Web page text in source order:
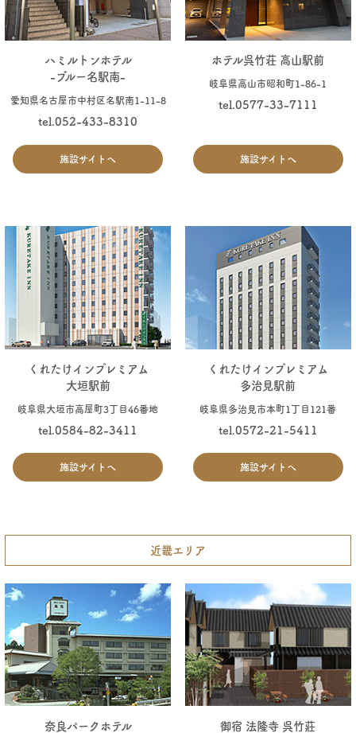
ハミルトンホテル
-ブルー名駅南-
愛知県名古屋市中村区名駅南1-11-8
tel.052-433-8310
施設サイトへ
ホテル呉竹荘 高山駅前
岐阜県高山市昭和町1-86-1
tel.0577-33-7111
施設サイトへ
くれたけインプレミアム
大垣駅前
岐阜県大垣市高屋町3丁目46番地
tel.0584-82-3411
施設サイトへ
くれたけインプレミアム
多治見駅前
岐阜県多治見市本町1丁目121番
tel.0572-21-5411
施設サイトへ
近畿エリア
奈良パークホテル 御宿 法隆寺 呉竹莊